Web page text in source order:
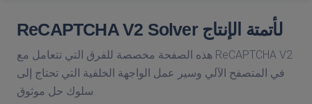
ReCAPTCHA V2 Solver لأتمتة الإنتاج
هذه الصفحة مخصصة للفرق التي تتعامل مع ReCAPTCHA V2
في المتصفح الآلي وسير عمل الواجهة الخلفية التي تحتاج إلى